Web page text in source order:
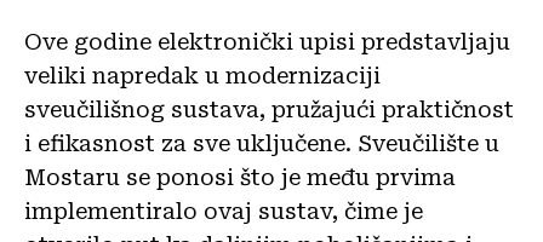
Ove godine elektronički upisi predstavljaju
veliki napredak u modernizaciji
sveučilišnog sustava, pružajući praktičnost
i efikasnost za sve uključene. Sveučilište u
Mostaru se ponosi što je među prvima
implementiralo ovaj sustav, čime je